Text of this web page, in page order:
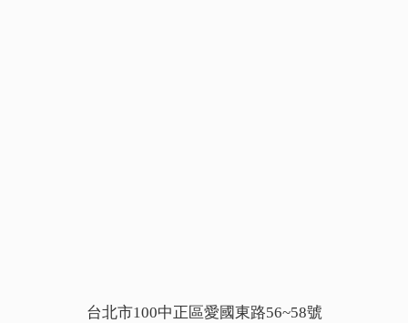
台北市100中正區愛國東路56~58號